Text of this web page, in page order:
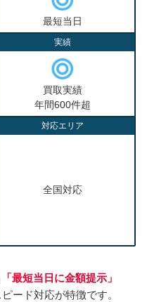
最短当日
実績
買取実績
年間600件超
対応エリア
全国対応
「最短当日に金額提示」
ード対応が特徴です。